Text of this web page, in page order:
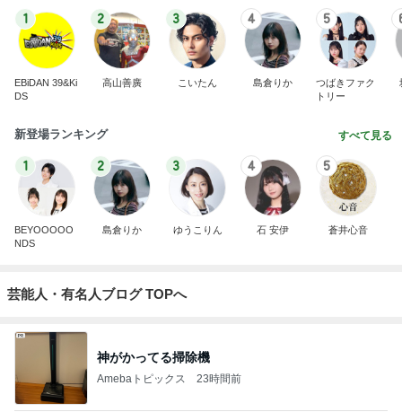
1
EBiDAN 39&Ki
DS
2
高山善廣
3
こいたん
4
島倉りか
5
つばきファク
トリー
新登場ランキング すべて見る
1
BEYOOOOO
NDS
2
島倉りか
3
ゆうこりん
4
石 安伊
5
蒼井心音
芸能人・有名人ブログ TOPへ
神がかってる掃除機
Amebaトピックス 23時間前